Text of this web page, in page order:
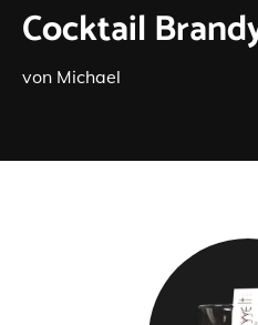
Cocktail
von Michael